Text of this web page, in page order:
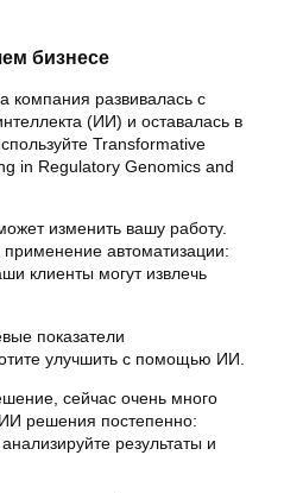
бизнесе
компания развивалась с
(ИИ) и оставалась в
Transformative
in Regulatory Genomics and
изменить вашу работу.
автоматизации:
клиенты могут извлечь
показатели
улучшить с помощью ИИ.
сейчас очень много
решения постепенно:
результаты и